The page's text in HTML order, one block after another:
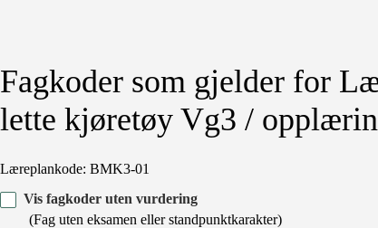
Fagkoder som gjelder for
lette kjøretøy Vg3 /
Læreplankode: BMK3-01
Vis fagkoder uten vurdering
(Fag uten eksamen eller standpunktkarakter)